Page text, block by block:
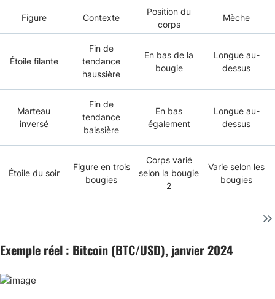
Figure Contexte
Position du
corps
Mèche
Étoile filante
Fin de
tendance
haussière
En bas de la
bougie
Longue au-
dessus
Marteau
inversé
Fin de
tendance
baissière
En bas
également
Longue au-
dessus
Étoile du soir
Figure en trois
bougies
Corps varié
selon la bougie
2
Varie selon les
bougies
Exemple réel : Bitcoin (BTC/USD), janvier 2024